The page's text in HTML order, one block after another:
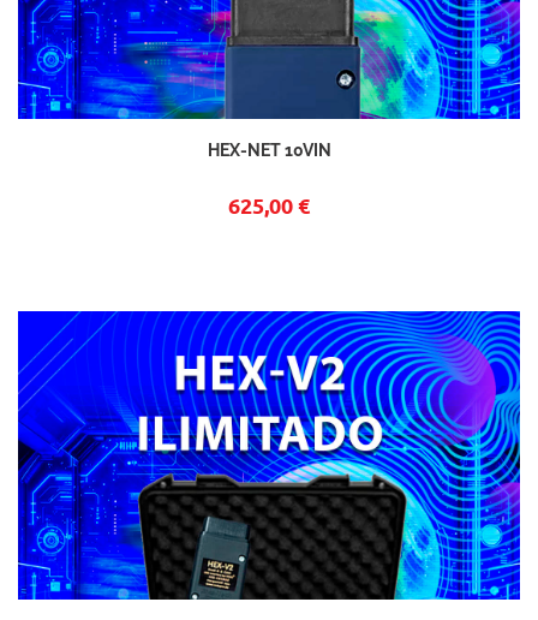
HEX-NET 10VIN
625,00 €